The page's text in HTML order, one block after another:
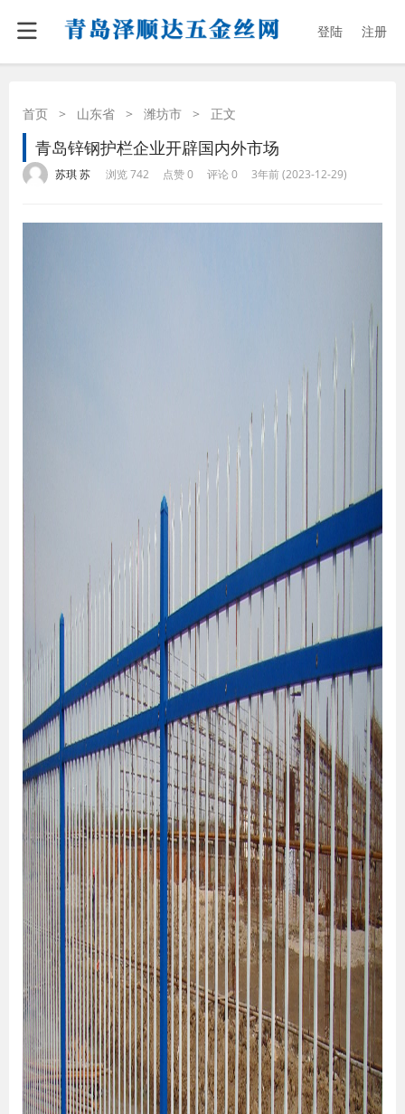
登陆 注册
首页 > 山东省 > 潍坊市 > 正文
青岛锌钢护栏企业开辟国内外市场
苏琪 苏 浏览 742 点赞 0 评论 0 3年前 (2023-12-29)